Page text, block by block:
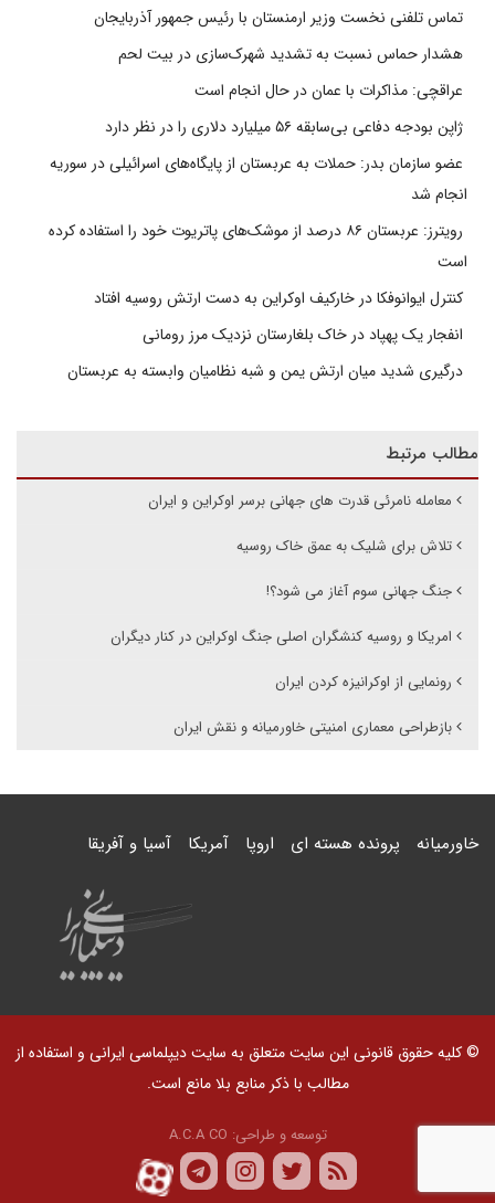
تماس تلفنی نخست وزیر ارمنستان با رئیس جمهور آذربایجان
هشدار حماس نسبت به تشدید شهرک‌سازی در بیت‌ لحم
عراقچی: مذاکرات با عمان در حال انجام است
ژاپن بودجه دفاعی بی‌سابقه ۵۶ میلیارد دلاری را در نظر دارد
عضو سازمان بدر: حملات به عربستان از پایگاه‌های اسرائیلی در سوریه
انجام شد
رویترز: عربستان ۸۶ درصد از موشک‌های پاتریوت خود را استفاده کرده
است
کنترل ایوانوفکا در خارکیف اوکراین به دست ارتش روسیه افتاد
انفجار یک پهپاد در خاک بلغارستان نزدیک مرز رومانی
درگیری شدید میان ارتش یمن و شبه نظامیان وابسته به عربستان
مطالب مرتبط
معامله نامرئی قدرت های جهانی برسر اوکراین و ایران
تلاش برای شلیک به عمق خاک روسیه
جنگ جهانی سوم آغاز می شود؟!
امریکا و روسیه کنشگران اصلی جنگ اوکراین در کنار دیگران
رونمایی از اوکرانیزه کردن ایران
بازطراحی معماری امنیتی خاورمیانه و نقش ایران
خاورمیانه پرونده هسته ای اروپا آمریکا آسیا و آفریقا
© کلیه حقوق قانونی این سایت متعلق به سایت دیپلماسی ایرانی و استفاده از
مطالب با ذکر منابع بلا مانع است.
توسعه و طراحی: A.C.A CO